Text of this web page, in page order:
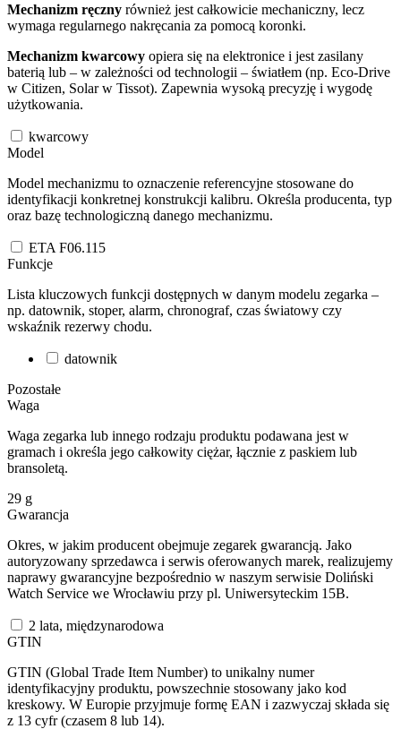
Mechanizm ręczny również jest całkowicie mechaniczny, lecz
wymaga regularnego nakręcania za pomocą koronki.
Mechanizm kwarcowy opiera się na elektronice i jest zasilany
baterią lub – w zależności od technologii – światłem (np. Eco-Drive
w Citizen, Solar w Tissot). Zapewnia wysoką precyzję i wygodę
użytkowania.
kwarcowy
Model
Model mechanizmu to oznaczenie referencyjne stosowane do
identyfikacji konkretnej konstrukcji kalibru. Określa producenta, typ
oraz bazę technologiczną danego mechanizmu.
ETA F06.115
Funkcje
Lista kluczowych funkcji dostępnych w danym modelu zegarka –
np. datownik, stoper, alarm, chronograf, czas światowy czy
wskaźnik rezerwy chodu.
datownik
Pozostałe
Waga
Waga zegarka lub innego rodzaju produktu podawana jest w
gramach i określa jego całkowity ciężar, łącznie z paskiem lub
bransoletą.
29 g
Gwarancja
Okres, w jakim producent obejmuje zegarek gwarancją. Jako
autoryzowany sprzedawca i serwis oferowanych marek, realizujemy
naprawy gwarancyjne bezpośrednio w naszym serwisie Doliński
Watch Service we Wrocławiu przy pl. Uniwersyteckim 15B.
2 lata, międzynarodowa
GTIN
GTIN (Global Trade Item Number) to unikalny numer
identyfikacyjny produktu, powszechnie stosowany jako kod
kreskowy. W Europie przyjmuje formę EAN i zazwyczaj składa się
z 13 cyfr (czasem 8 lub 14).